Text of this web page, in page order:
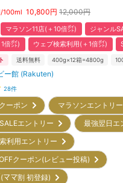
/100ml 10,800円 12,000円
マラソン11店(＋10倍㌽)
ジャンル
倍㌽)
ウェブ検索利用(＋1倍㌽)
送料無料 400g×12箱=4800g
ー館 (Rakuten)
28件
ーポン
マラソンエントリ
エントリー
最強翌日
利用エントリー
クーポン(レビュー投稿)
(ママ割 初登録)